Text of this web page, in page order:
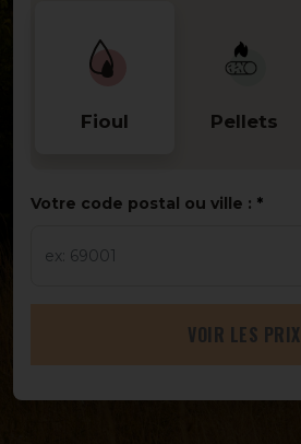
Fioul Pellets
Votre code postal ou ville :
VOIR LES PRIX